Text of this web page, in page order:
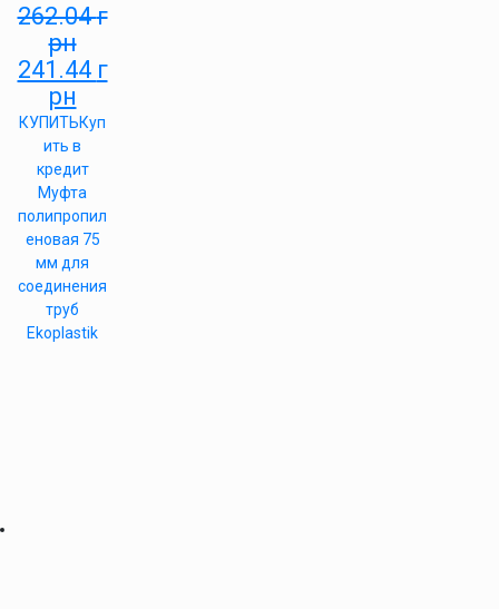
262.04г
рн
241.44 г
рн
КУПИТЬКуп
ить в
кредит
Муфта
полипропил
еновая 75
мм для
соединения
труб
Ekoplastik